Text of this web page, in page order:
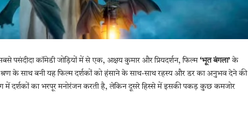
पसंदीदा कॉमेडी जोड़ियों में से एक, अक्षय कुमार और प्रियदर्शन, फिल्म ‘भूत बंगला’के
के साथ बनी यह फिल्म दर्शकों को हंसाने के साथ-साथ रहस्य और डर का अनुभव देने की
में दर्शकों का भरपूर मनोरंजन करती है, लेकिन दूसरे हिस्से में इसकी पकड़ कुछ कमजोर